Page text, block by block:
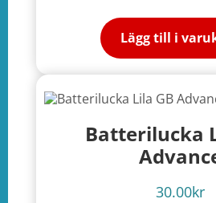
Lägg till i
Batterilucka
30.00kr